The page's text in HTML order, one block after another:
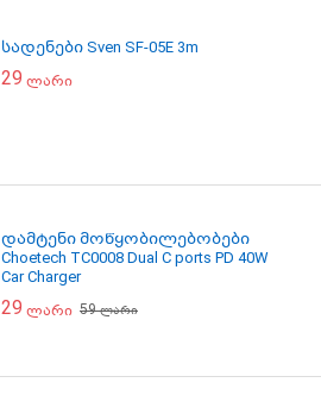
სადენები Sven SF-05E 3m
29 ლარი
დამტენი მოწყობილებობები
Choetech TC0008 Dual C ports PD 40W
Car Charger
29 ლარი 59ლარი